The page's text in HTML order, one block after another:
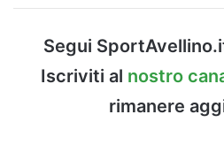
Segui
Iscriviti al nostro
rimanere